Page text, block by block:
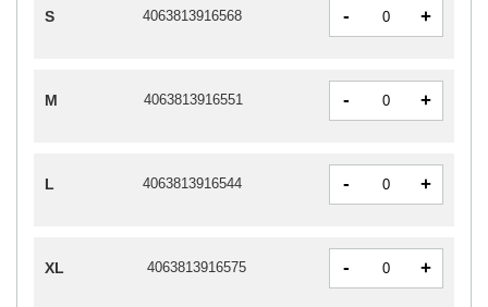
S 4063813916568 - +
M 4063813916551 - +
L 4063813916544 - +
XL 4063813916575 - +